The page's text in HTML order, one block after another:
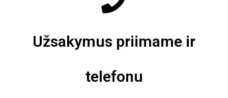
Užsakymus priimame ir
telefonu